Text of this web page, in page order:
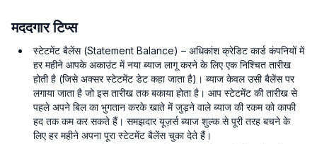
मददगार टिप्स
स्टेटमेंट बैलेंस (Statement Balance) – अधिकांश क्रेडिट कार्ड कंपनियों में
हर महीने आपके अकाउंट में नया ब्याज लागू करने के लिए एक निश्चित तारीख
होती है (जिसे अक्सर स्टेटमेंट डेट कहा जाता है)। ब्याज केवल उसी बैलेंस पर
लगाया जाता है जो इस तारीख तक बकाया होता है। आप स्टेटमेंट की तारीख से
पहले अपने बिल का भुगतान करके खाते में जुड़ने वाले ब्याज की रकम को काफी
हद तक कम कर सकते हैं। समझदार यूज़र्स ब्याज शुल्क से पूरी तरह बचने के
लिए हर महीने अपना पूरा स्टेटमेंट बैलेंस चुका देते हैं।